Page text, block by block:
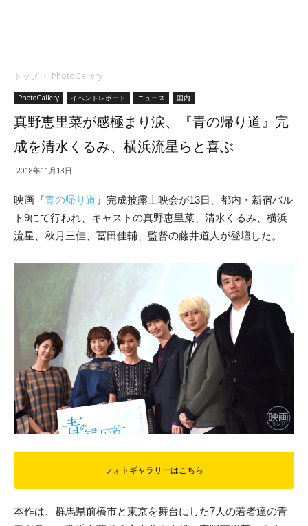
トップ PhotoGallery
PhotoGallery イベントレポート ニュース 国内
真野恵里菜が感極まり涙、『青の帰り道』完
成を清水くるみ、横浜流星らと喜ぶ
2018年11月13日
映画『青の帰り道 』完成披露上映会が13日、都内・新宿バル
ト9にて行われ、キャストの真野恵里菜、清水くるみ、横浜
流星、秋月三佳、冨田佳輔、監督の藤井道人が登壇した。
フォトギャラリーはこちら
本作は、群馬県前橋市と東京を舞台にした7人の若者達の青